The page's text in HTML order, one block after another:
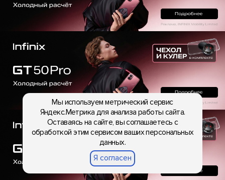
Мы используем метрический сервис
Яндекс.Метрика для анализа работы сайта.
Оставаясь на сайте, вы соглашаетесь с
обработкой этим сервисом ваших персональных
данных.
Я согласен